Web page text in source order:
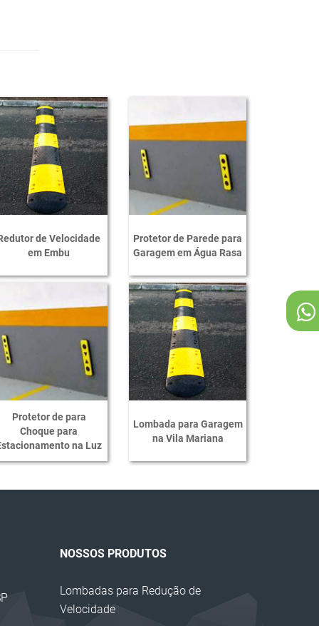
Trava Rodas
Balizador Refletivo
Protetor de Doca EVA
Protetor EVA para Empilhadeiras
Protetor de Cabos
Lombada Passa Cabos
Calço de Escadas
Cone de Sinalização
Corrente Plástica
Super Cone de Sinalização
Barreira Plástica para Sinalização
Cavaletes de Sinalização
Calço para Pneus
Cantoneira EVA
Bate Pneu
Protetor de Canto EVA
de Velocidade
em Embu
Protetor de Parede para
Garagem em Água Rasa
Protetor de para
Choque para
na Luz
Lombada para Garagem
na Vila Mariana
NOSSOS PRODUTOS
Lombadas para Redução de
Velocidade